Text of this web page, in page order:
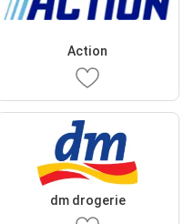
Action
dm drogerie